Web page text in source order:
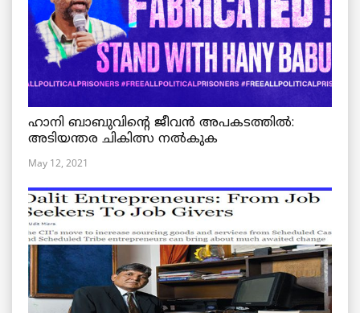
ഹാനി ബാബുവിന്റെ ജീവൻ അപകടത്തിൽ:
അടിയന്തര ചികിത്സ നൽകുക
May 12, 2021